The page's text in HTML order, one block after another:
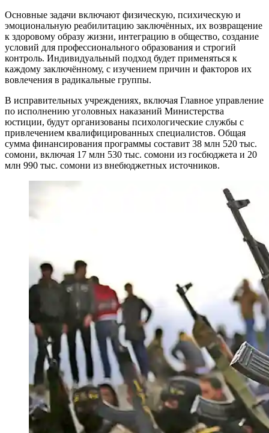
Основные задачи включают физическую, психическую и
эмоциональную реабилитацию заключённых, их возвращение
к здоровому образу жизни, интеграцию в общество, создание
условий для профессионального образования и строгий
контроль. Индивидуальный подход будет применяться к
каждому заключённому, с изучением причин и факторов их
вовлечения в радикальные группы.
В исправительных учреждениях, включая Главное управление
по исполнению уголовных наказаний Министерства
юстиции, будут организованы психологические службы с
привлечением квалифицированных специалистов. Общая
сумма финансирования программы составит 38 млн 520 тыс.
сомони, включая 17 млн 530 тыс. сомони из госбюджета и 20
млн 990 тыс. сомони из внебюджетных источников.